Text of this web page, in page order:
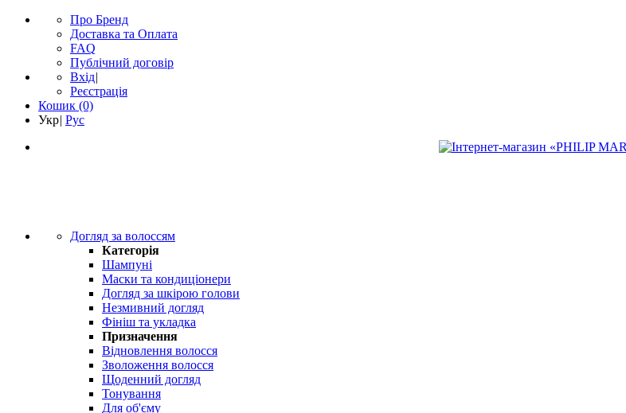
Про Бренд
Доставка та Оплата
FAQ
Публічний договір
Вхід|
Реєстрація
Кошик (0)
Укр| Рус
Догляд за волоссям
Категорія
Шампуні
Маски та кондиціонери
Догляд за шкірою голови
Незмивний догляд
Фініш та укладка
Призначення
Відновлення волосся
Зволоження волосся
Щоденний догляд
Тонування
Для об'єму